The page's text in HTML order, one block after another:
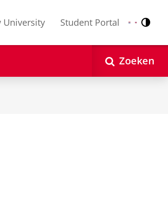
University Student Portal Nederlands
English
Zoeken